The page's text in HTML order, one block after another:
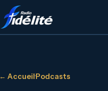
← Accueil·Podcasts